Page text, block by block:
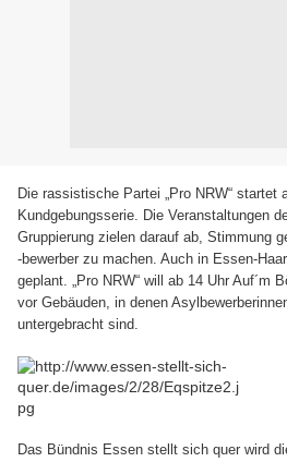
Die rassistische Partei „Pro NRW“ startet
Kundgebungsserie. Die Veranstaltungen
Gruppierung zielen darauf ab, Stimmung
-bewerber zu machen. Auch in Essen-
geplant. „Pro NRW“ will ab 14 Uhr Auf´m
vor Gebäuden, in denen
untergebracht sind.
Das Bündnis Essen stellt sich quer wird